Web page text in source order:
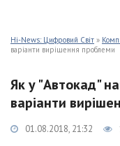
Hi-News: Цифровий Світ »
варіанти вирішення проблеми
Як у "Автокад"
варіанти
01.08.2018, 21:32